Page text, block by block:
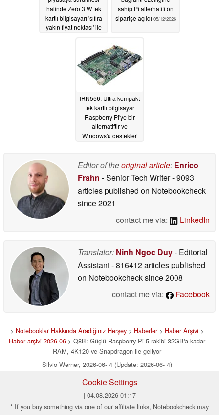
halinde Zero 3 W tek
kartlı bilgisayarı 'sıfıra
yakın fiyat noktası' ile
sahip Pi alternatifi ön
siparişe açıldı 05/12/2026
IRN556: Ultra kompakt
tek kartlı bilgisayar
Raspberry Pi'ye bir
alternatiftir ve
Windows'u destekler
Editor of theoriginal article: Enrico
Frahn - Senior Tech Writer- 9093
articles published on Notebookcheck
since 2021
contact me via:
LinkedIn
Translator: Ninh Ngoc Duy- Editorial
Assistant- 816412 articles published
on Notebookchecksince 2008
contact me via:
Facebook
> Notebooklar Hakkında Aradığınız Herşey > Haberler> Haber Arşivi >
Haber arşivi 2026 06 > Q8B: Güçlü Raspberry Pi 5 rakibi 32GB'a kadar
RAM, 4K120 ve Snapdragon ile geliyor
Silvio Werner, 2026-06- 4 (Update: 2026-06- 4)
Cookie Settings
| 04.08.2026 01:17
* If you buy something via one of our affiliate links, Notebookcheck may